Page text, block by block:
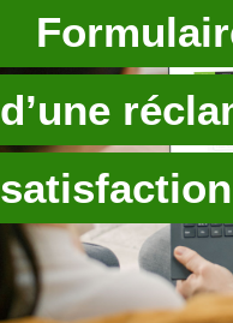
d’une